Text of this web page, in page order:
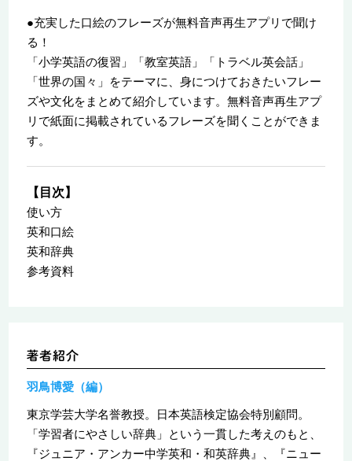
●充実した口絵のフレーズが無料音声再生アプリで聞け
る！
「小学英語の復習」「教室英語」「トラベル英会話」
「世界の国々」をテーマに、身につけておきたいフレー
ズや文化をまとめて紹介しています。無料音声再生アプ
リで紙面に掲載されているフレーズを聞くことができま
す。
【目次】
使い方
英和口絵
英和辞典
参考資料
羽鳥博愛（編）
東京学芸大学名誉教授。日本英語検定協会特別顧問。
「学習者にやさしい辞典」という一貫した考えのもと、
『ジュニア・アンカー中学英和・和英辞典』、『ニュー